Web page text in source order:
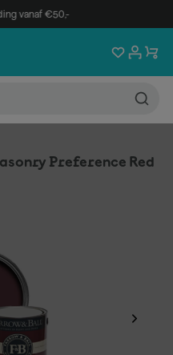
vanaf €50,-
Preference Red